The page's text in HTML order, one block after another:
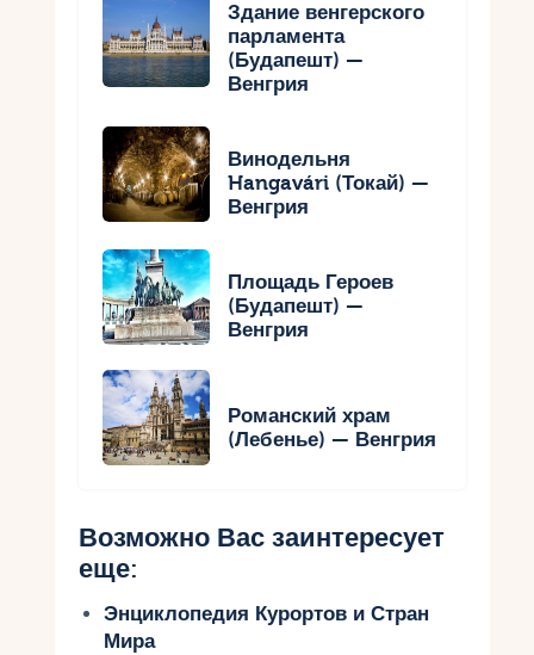
Здание венгерского
парламента
(Будапешт) —
Венгрия
Винодельня
Hangavári (Токай) —
Венгрия
Площадь Героев
(Будапешт) —
Венгрия
Романский храм
(Лебенье) — Венгрия
Возможно Вас заинтересует
еще:
Энциклопедия Курортов и Стран
Мира